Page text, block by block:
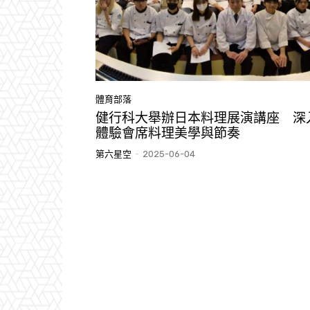
體育部落
健行科大舉辦日本料理展演講座 深
體驗會席料理美學與節奏
第六星空 - 2025-06-04